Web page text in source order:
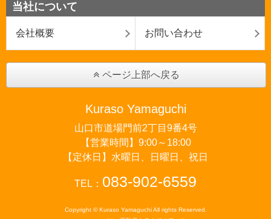
当社について
会社概要 お問い合わせ
ページ上部へ戻る
Kuraso Yamaguchi
山口市道場門前2丁目9番4号
【営業時間】9:00～18:00
【定休日】水曜日、日曜日、祝日
TEL： 083-902-6559
Copyright © Kuraso Yamaguchi All rights Reserved.